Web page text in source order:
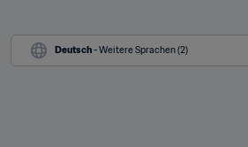
Deutsch - Weitere Sprachen (2)